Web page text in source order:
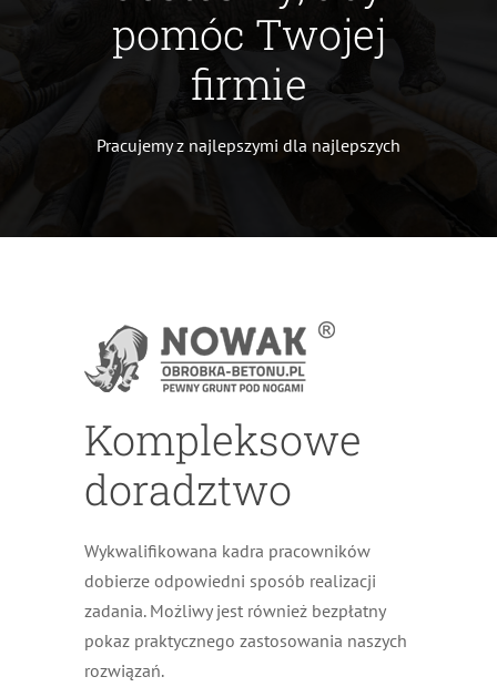
pomóc Twojej
firmie
Pracujemy z najlepszymi dla najlepszych
Kompleksowe
doradztwo
Wykwalifikowana kadra pracowników
dobierze odpowiedni sposób realizacji
zadania. Możliwy jest również bezpłatny
pokaz praktycznego zastosowania naszych
rozwiązań.